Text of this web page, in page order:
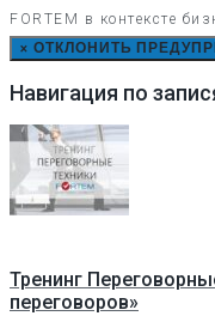
FORTEM в контексте
× ОТКЛОНИТЬ
Навигация по
Тренинг
переговоров»